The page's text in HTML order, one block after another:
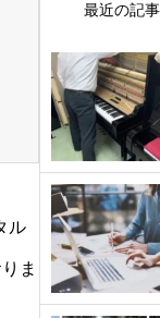
ル
ま
最近の記事